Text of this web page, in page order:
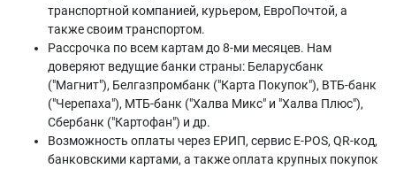
транспортной компанией, курьером, ЕвроПочтой, а
также своим транспортом.
Рассрочка по всем картам до 8-ми месяцев. Нам
доверяют ведущие банки страны: Беларусбанк
("Магнит"), Белгазпромбанк ("Карта Покупок"), ВТБ-банк
("Черепаха"), МТБ-банк ("Халва Микс" и "Халва Плюс"),
Сбербанк ("Картофан") и др.
Возможность оплаты через ЕРИП, сервис E-POS, QR-код,
банковскими картами, а также оплата крупных покупок